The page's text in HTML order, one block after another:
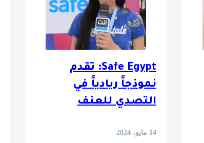
Safe Egypt: تقدم
نموذجاً ريادياً في
التصدي للعنف
14 مايو، 2024